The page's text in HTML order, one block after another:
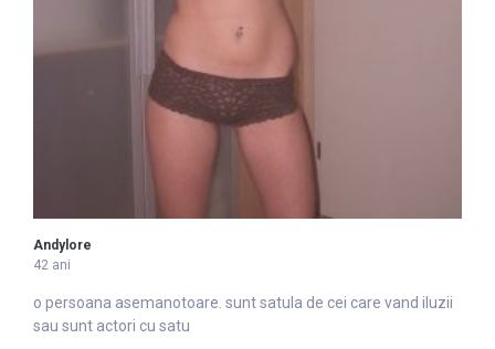
Andylore
42 ani
o persoana asemanotoare. suntsatu la de cei care vand iluzii
sau sunt actori cu satu